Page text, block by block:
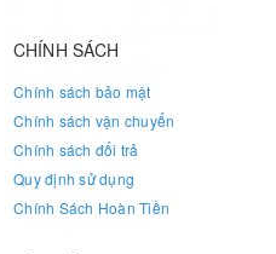
CHÍNH SÁCH
Chính sách bảo mật
Chính sách vận chuyển
Chính sách đổi trả
Quy định sử dụng
Chính Sách Hoàn Tiền